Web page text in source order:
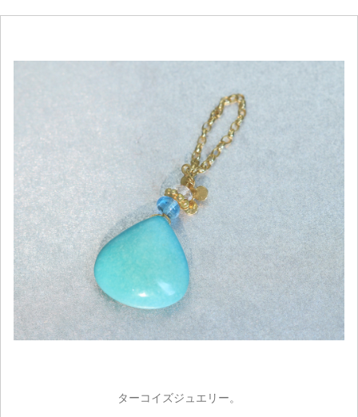
ターコイズジュエリー。